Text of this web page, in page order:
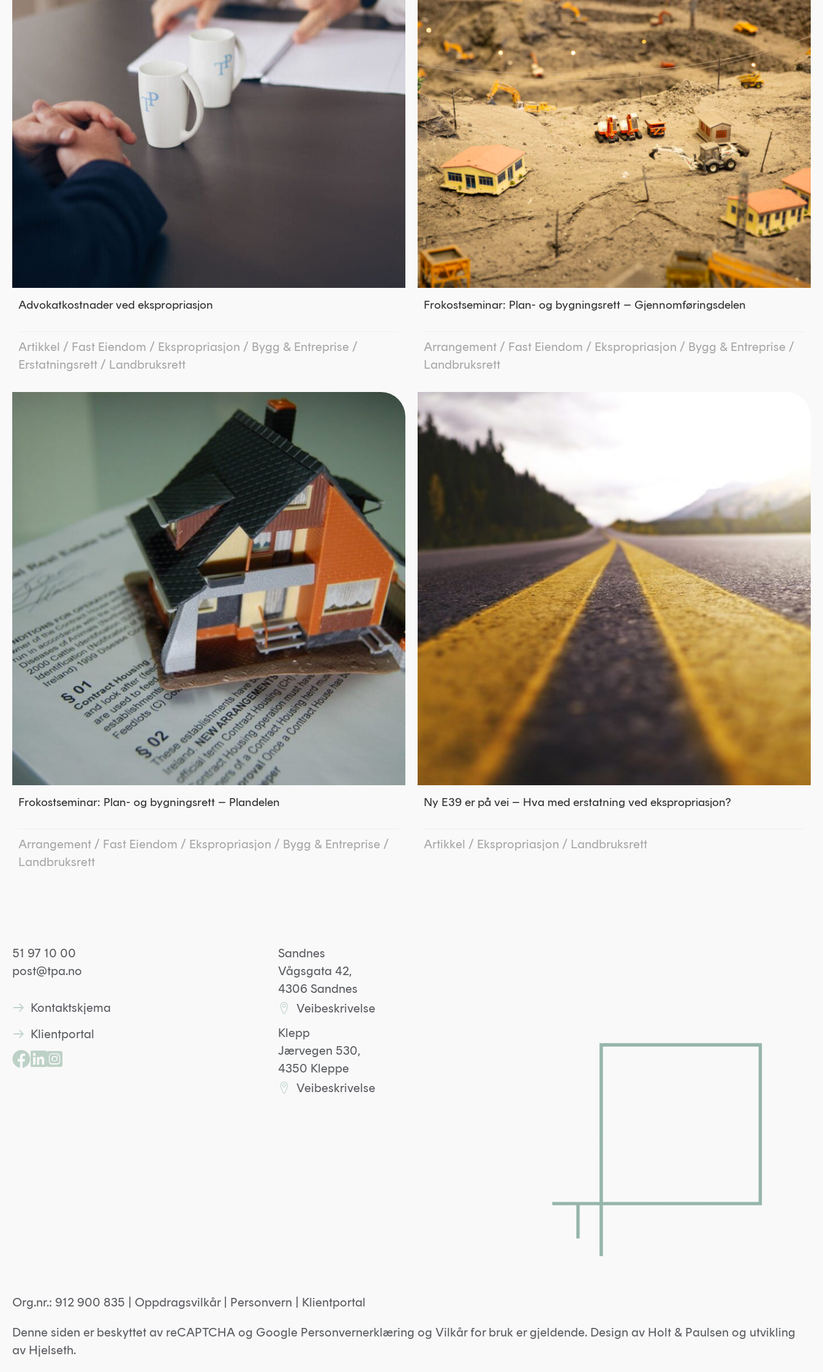
Advokatkostnader ved ekspropriasjon
Artikkel / Fast Eiendom / Ekspropriasjon / Bygg & Entreprise /
Erstatningsrett / Landbruksrett
Frokostseminar: Plan- og bygningsrett – Gjennomføringsdelen
Arrangement / Fast Eiendom / Ekspropriasjon / Bygg & Entreprise /
Landbruksrett
Frokostseminar: Plan- og bygningsrett – Plandelen
Arrangement / Fast Eiendom / Ekspropriasjon / Bygg & Entreprise /
Landbruksrett
Ny E39 er på vei – Hva med erstatning ved ekspropriasjon?
Artikkel / Ekspropriasjon / Landbruksrett
51 97 10 00
post@tpa.no
Lenke til kontaktskjema
Kontaktskjema
Lenke til kontaktskjema
Klientportal
Lenke til Facebookside
Lenke til Linkedin profil
Lenke til Instagramprofil
Sandnes
Vågsgata 42,
4306 Sandnes
Lenke til Sandneskontoret på Google maps
Veibeskrivelse
Klepp
Jærvegen 530,
4350 Kleppe
Lenke til Kleppkontoret på Google maps
Veibeskrivelse
Org.nr.: 912 900 835 | Oppdragsvilkår| Personvern Klientportal
Denne siden er beskyttet av reCAPTCHA og Google Personvernerklæring og Vilkår for bruk er gjeldende. Design av Holt & Paulsen og utvikling
av Hjelseth.